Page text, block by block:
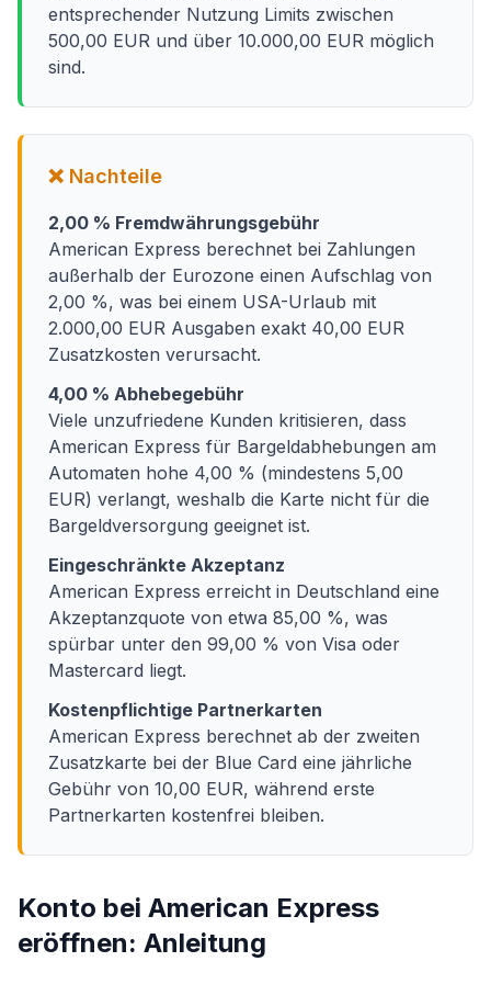
entsprechender Nutzung Limits zwischen
500,00 EUR und über 10.000,00 EUR möglich
sind.
❌ Nachteile
2,00 % Fremdwährungsgebühr
American Express berechnet bei Zahlungen
außerhalb der Eurozone einen Aufschlag von
2,00 %, was bei einem USA-Urlaub mit
2.000,00 EUR Ausgaben exakt 40,00 EUR
Zusatzkosten verursacht.
4,00 % Abhebegebühr
Viele unzufriedene Kunden kritisieren, dass
American Express für Bargeldabhebungen am
Automaten hohe 4,00 % (mindestens 5,00
EUR) verlangt, weshalb die Karte nicht für die
Bargeldversorgung geeignet ist.
Eingeschränkte Akzeptanz
American Express erreicht in Deutschland eine
Akzeptanzquote von etwa 85,00 %, was
spürbar unter den 99,00 % von Visa oder
Mastercard liegt.
Kostenpflichtige Partnerkarten
American Express berechnet ab der zweiten
Zusatzkarte bei der Blue Card eine jährliche
Gebühr von 10,00 EUR, während erste
Partnerkarten kostenfrei bleiben.
Konto bei American Express
eröffnen: Anleitung